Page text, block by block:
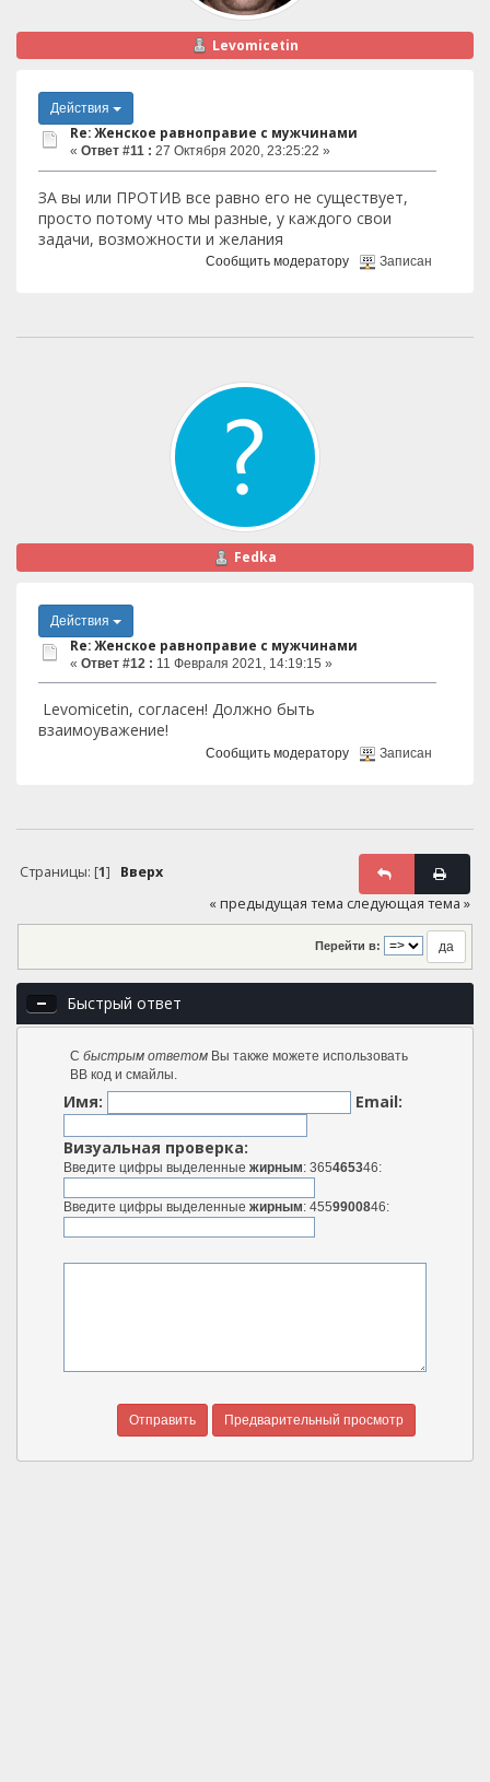
Levomicetin
Действия
Re: Женское равноправие с мужчинами
« Ответ #11 : 27 Октября 2020, 23:25:22 »
ЗА вы или ПРОТИВ все равно его не существует,
просто потому что мы разные, у каждого свои
задачи, возможности и желания
Сообщить модератору Записан
Fedka
Действия
Re: Женское равноправие с мужчинами
« Ответ #12 : 11 Февраля 2021, 14:19:15 »
Levomicetin, согласен! Должно быть
взаимоуважение!
Сообщить модератору Записан
Страницы: [1] Вверх
« предыдущая тема следующая тема »
Перейти в:
Быстрый ответ
С быстрым ответомВы также можете использовать
BB код и смайлы.
Имя: Email:
Визуальная проверка:
Введите цифры выделенные жирным: 365465346:
Введите цифры выделенные жирным: 4559900846: